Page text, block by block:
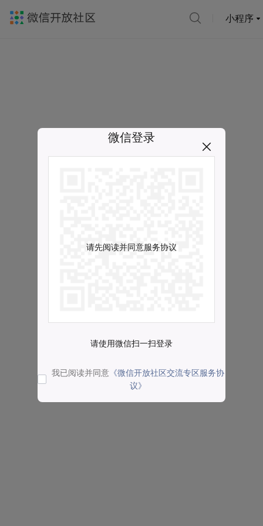
小程序
微信登录
请先阅读并同意服务协议
请使用微信扫一扫登录
我已阅读并同意 《微信开放社区交流专区服务协
议》